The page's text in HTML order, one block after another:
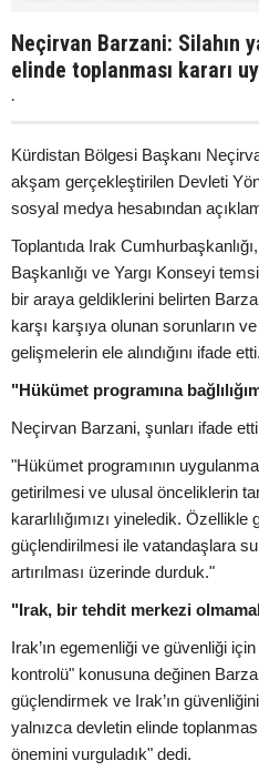
Neçirvan Barzani: Silahın
elinde toplanması kararı
.
Kürdistan Bölgesi Başkanı
akşam gerçekleştirilen Devleti
sosyal medya hesabından
Toplantıda Irak
Başkanlığı ve Yargı Konseyi
bir araya geldiklerini belirten
karşı karşıya olunan sorunların
gelişmelerin ele alındığını ifade etti.
"Hükümet programına
Neçirvan Barzani, şunları ifade
"Hükümet programının
getirilmesi ve ulusal önceliklerin
kararlılığımızı yineledik.
güçlendirilmesi ile vatandaşlara
artırılması üzerinde durduk."
"Irak, bir tehdit merkezi
Irak’ın egemenliği ve güvenliği
kontrolü" konusuna değinen
güçlendirmek ve Irak’ın
yalnızca devletin elinde
önemini vurguladık" dedi.